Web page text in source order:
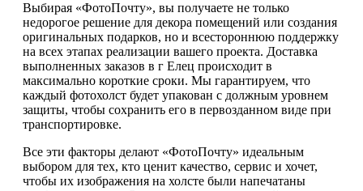
Выбирая «ФотоПочту», вы получаете не только
недорогое решение для декора помещений или создания
оригинальных подарков, но и всестороннюю поддержку
на всех этапах реализации вашего проекта. Доставка
выполненных заказов в г Елец происходит в
максимально короткие сроки. Мы гарантируем, что
каждый фотохолст будет упакован с должным уровнем
защиты, чтобы сохранить его в первозданном виде при
транспортировке.
Все эти факторы делают «ФотоПочту» идеальным
выбором для тех, кто ценит качество, сервис и хочет,
чтобы их изображения на холсте были напечатаны